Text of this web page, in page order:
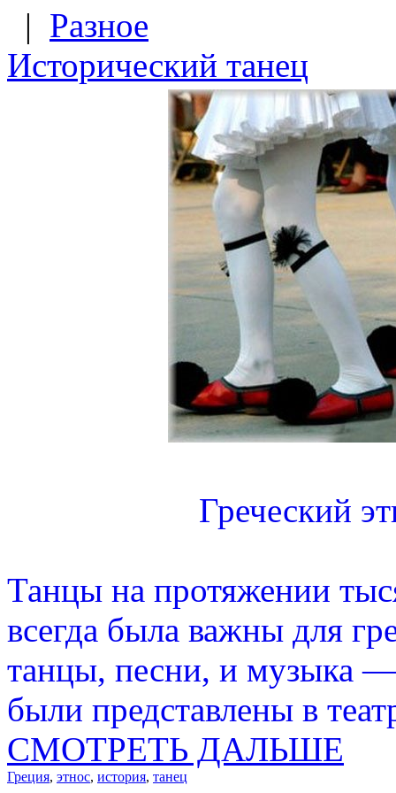
| Разное
Исторический танец
Греческий
Танцы на протяжении
всегда была важны для
танцы, песни, и музыка —
были представлены в
СМОТРЕТЬ ДАЛЬШЕ
Греция, этнос, история, танец